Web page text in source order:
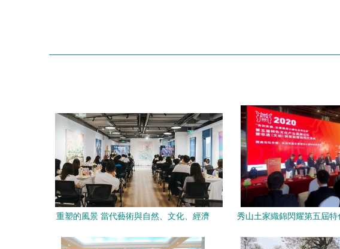
重塑的風景 當代藝術與自然、文化、經濟
秀山土家織錦閃耀第五屆特